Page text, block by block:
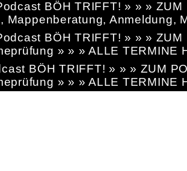
BÖH TRIFFT! » » » ZUM
Mappenberatung, Anmeldung,
BÖH TRIFFT! » » » ZUM
» » » ALLE TERMINE
BÖH TRIFFT! » » » ZUM
» » » ALLE TERMINE